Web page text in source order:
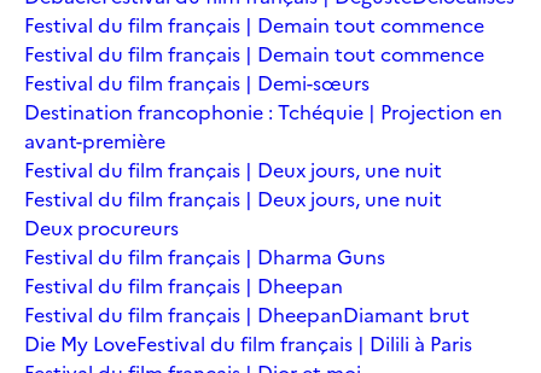
Festival du film français | Demain tout commence
Festival du film français | Demain tout commence
Festival du film français | Demi-sœurs
Destination francophonie : Tchéquie | Projection en
avant-première
Festival du film français | Deux jours, une nuit
Festival du film français | Deux jours, une nuit
Deux procureurs
Festival du film français | Dharma Guns
Festival du film français | Dheepan
Festival du film français | DheepanDiamant brut
Die My LoveFestival du film français | Dilili à Paris